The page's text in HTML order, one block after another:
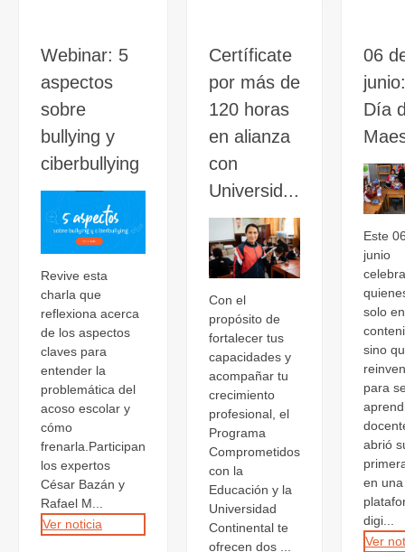
Webinar: 5
aspectos
sobre
bullying y
ciberbullying
Revive esta
charla que
reflexiona acerca
de los aspectos
claves para
entender la
problemática del
acoso escolar y
cómo
frenarla.Participan
los expertos
César Bazán y
Rafael M...
Ver noticia
Certíficate
por más de
120 horas
en alianza
con
Universid...
Con el
propósito de
fortalecer tus
capacidades y
acompañar tu
crecimiento
profesional, el
Programa
Comprometidos
con la
Educación y la
Universidad
Continental te
ofrecen dos ...
06
Día
Este
junio
solo
sino
para
abrió
en una
digi...
Ver